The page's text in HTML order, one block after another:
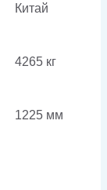
Китай
4265 кг
1225 мм